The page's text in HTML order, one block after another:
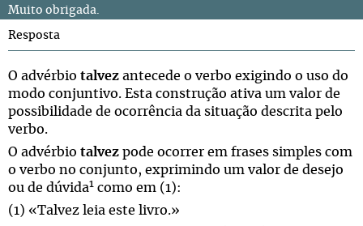
Muito obrigada.
Resposta
O advérbio talvez antecede o verbo exigindo o uso do
modo conjuntivo. Esta construção ativa um valor de
possibilidade de ocorrência da situação descrita pelo
verbo.
O advérbio talvez pode ocorrer em frases simples com
o verbo no conjunto, exprimindo um valor de desejo
ou de dúvida1 como em (1):
(1) «Talvez leia este livro.»